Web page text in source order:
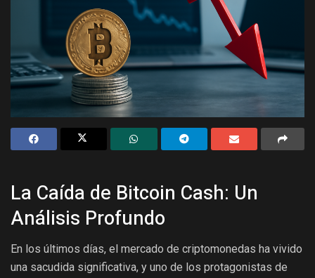
La Caída de Bitcoin Cash: Un
Análisis Profundo
En los últimos días, el mercado de criptomonedas ha vivido
una sacudida significativa, y uno de los protagonistas de